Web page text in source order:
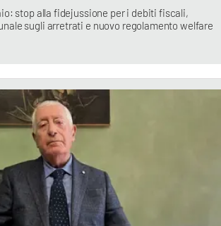
stop alla fidejussione per i debiti fiscali,
sugli arretrati e nuovo regolamento welfare